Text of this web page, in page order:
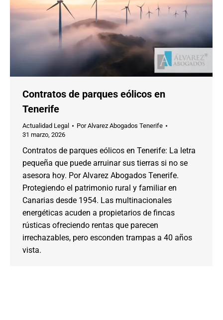
Contratos de parques eólicos en
Tenerife
Actualidad Legal PorAlvarez Abogados Tenerife
31 marzo, 2026
Contratos de parques eólicos en Tenerife: La letra
pequeña que puede arruinar sus tierras si no se
asesora hoy. Por Alvarez Abogados Tenerife.
Protegiendo el patrimonio rural y familiar en
Canarias desde 1954. Las multinacionales
energéticas acuden a propietarios de fincas
rústicas ofreciendo rentas que parecen
irrechazables, pero esconden trampas a 40 años
vista.